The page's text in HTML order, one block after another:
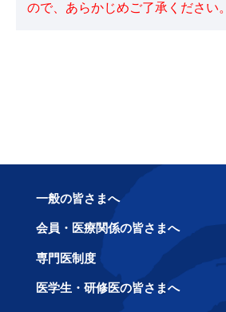
ので、あらかじめご了承ください。
一般の皆さまへ
会員・医療関係の皆さまへ
専門医制度
医学生・研修医の皆さまへ